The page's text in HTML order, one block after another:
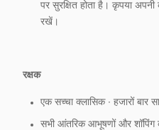
13अतिरिक्त
सामानः
फ्रंट रक्षक,
14पैकिंग का
उपलब्ध
पर सुरक्षित होता है। कृपया
रखें।
रक्षक
एक सच्चा क्लासिक ∙ हजारों बार
सभी आंतरिक आभूषणों और शॉपिंग